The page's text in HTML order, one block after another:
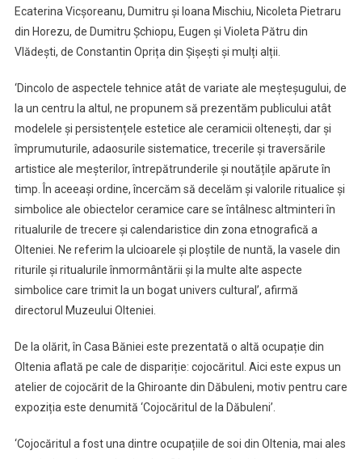
Ecaterina Vicșoreanu, Dumitru și Ioana Mischiu, Nicoleta Pietraru
din Horezu, de Dumitru Șchiopu, Eugen și Violeta Pătru din
Vlădești, de Constantin Oprița din Șișești și mulți alții.
‘Dincolo de aspectele tehnice atât de variate ale meșteșugului, de
la un centru la altul, ne propunem să prezentăm publicului atât
modelele și persistențele estetice ale ceramicii oltenești, dar și
împrumuturile, adaosurile sistematice, trecerile și traversările
artistice ale meșterilor, întrepătrunderile și noutățile apărute în
timp. În aceeași ordine, încercăm să decelăm și valorile ritualice și
simbolice ale obiectelor ceramice care se întâlnesc altminteri în
ritualurile de trecere și calendaristice din zona etnografică a
Olteniei. Ne referim la ulcioarele și ploștile de nuntă, la vasele din
riturile și ritualurile înmormântării și la multe alte aspecte
simbolice care trimit la un bogat univers cultural’, afirmă
directorul Muzeului Olteniei.
De la olărit, în Casa Băniei este prezentată o altă ocupație din
Oltenia aflată pe cale de dispariție: cojocăritul. Aici este expus un
atelier de cojocărit de la Ghiroante din Dăbuleni, motiv pentru care
expoziția este denumită ‘Cojocăritul de la Dăbuleni’.
‘Cojocăritul a fost una dintre ocupațiile de soi din Oltenia, mai ales